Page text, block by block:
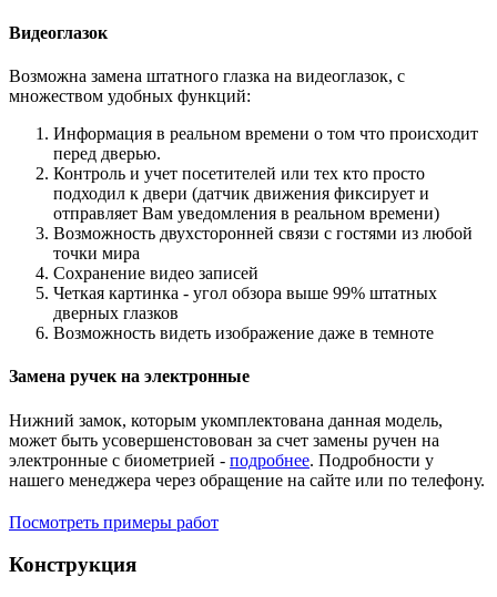
Видеоглазок
Возможна замена штатного глазка на видеоглазок, с
множеством удобных функций:
Информация в реальном времени о том что происходит
перед дверью.
Контроль и учет посетителей или тех кто просто
подходил к двери (датчик движения фиксирует и
отправляет Вам уведомления в реальном времени)
Возможность двухсторонней связи с гостями из любой
точки мира
Сохранение видео записей
Четкая картинка - угол обзора выше 99% штатных
дверных глазков
Возможность видеть изображение даже в темноте
Замена ручек на электронные
Нижний замок, которым укомплектована данная модель,
может быть усовершенстовован за счет замены ручен на
электронные с биометрией - подробнее. Подробности у
нашего менеджера через обращение на сайте или по телефону.
Посмотреть примеры работ
Конструкция